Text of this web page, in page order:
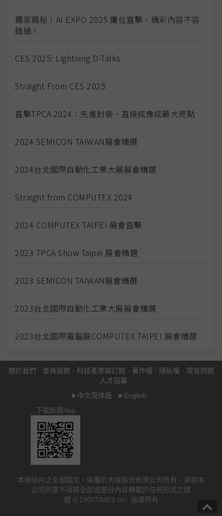
獨家揭秘！AI EXPO 2025 攤位直擊，精彩內容不容
錯過！
CES 2025: Lightning D-Talks
Straight From CES 2025
直擊TPCA 2024：先進封裝、直接成像成最大亮點
2024 SEMICON TAIWAN展會精選
2024台北國際自動化工業大展展會精選
Straight from COMPUTEX 2024
2024 COMPUTEX TAIPEI 展會直擊
2023 TPCA Show Taipei 展會精選
2023 SEMICON TAIWAN展會精選
2023台北國際自動化工業大展展會精選
2023台北國際電腦展COMPUTEX TAIPEI 展會精選
關於我們 · 會員服務 · 科技產業報訂閱 · 著作權 · 隱私權 · 常見問題
· 人才招募
■ 中文简体版 ■ English
下載新聞App
本網站內之全部圖文，係屬於大椽股份有限公司所有，非經本
公司同意不得將全部或部分內容轉載於任何形式之媒
體 © DIGITIMES Inc. 版權所有